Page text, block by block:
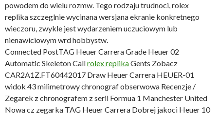
powodem do wielu rozmw. Tego rodzaju trudnoci, rolex
replika szczeglnie wycinana wersjana ekranie konkretnego
wieczoru, zwykle jest wydarzeniem uczuciowym lub
nienawiciowym wrd hobbystw.
Connected PostTAG Heuer Carrera Grade Heuer 02
Automatic Skeleton Callrolex replikaGents Zobacz
CAR2A1Z.FT60442017 Draw Heuer Carrera HEUER-01
widok 43 milimetrowy chronograf obserwowa Recenzje /
Zegarek z chronografem z serii Formua 1 Manchester United
Nowa cz zegarka TAG Heuer Carrera Dobrej jakoci Heuer 10